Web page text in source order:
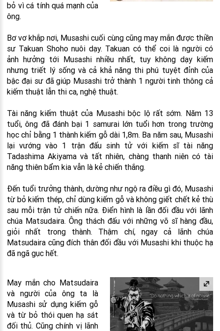
bỏ vì cá tính quá mạnh của
ông.
Bơ vơ khắp nơi, Musashi cuối cùng cũng may mắn được thiền
sư Takuan Shoho nuôi dạy. Takuan có thể coi là người có
ảnh hưởng tới Musashi nhiều nhất, tuy không dạy kiếm
nhưng triết lý sống và cả khả năng thi phú tuyệt đỉnh của
bậc đại sư đã giúp Musashi trở thành 1 người tinh thông cả
kiếm thuật lẫn thi ca, nghệ thuật.
Tài năng kiếm thuật của Musashi bộc lộ rất sớm. Năm 13
tuổi, ông đã đánh bại 1 samurai lớn tuổi hơn trong trường
học chỉ bằng 1 thành kiếm gỗ dài 1,8m. Ba năm sau, Musashi
lại vướng vào 1 trận đấu sinh tử với kiếm sĩ tài năng
Tadashima Akiyama và tất nhiên, chàng thanh niên có tài
năng thiên bẩm kia vẫn là kẻ chiến thắng.
Đến tuổi trưởng thành, dường như ngộ ra điều gì đó, Musashi
từ bỏ kiếm thép, chỉ dùng kiếm gỗ và không giết chết kẻ thù
sau mỗi trận tử chiến nữa. Điển hình là lần đối đầu với lãnh
chúa Matsudaira. Ông thách đấu với những võ sĩ hàng đầu,
giỏi nhất trong thành. Thậm chí, ngay cả lãnh chúa
Matsudaira cũng đích thân đối đầu với Musashi khi thuộc hạ
đã ngã gục hết.
May mắn cho Matsudaira
và người của ông ta là
Musashi sử dụng kiếm gỗ
và từ bỏ thói quen hạ sát
đối thủ. Cũng chính vị lãnh